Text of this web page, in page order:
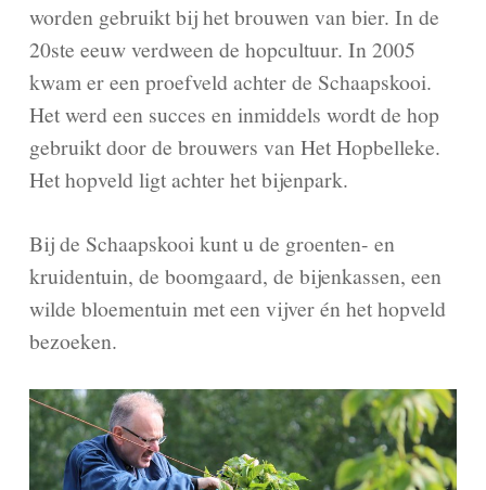
worden gebruikt bij het brouwen van bier. In de
20ste eeuw verdween de hopcultuur. In 2005
kwam er een proefveld achter de Schaapskooi.
Het werd een succes en inmiddels wordt de hop
gebruikt door de brouwers van Het Hopbelleke.
Het hopveld ligt achter het bijenpark.
Bij de Schaapskooi kunt u de groenten- en
kruidentuin, de boomgaard, de bijenkassen, een
wilde bloementuin met een vijver én het hopveld
bezoeken.